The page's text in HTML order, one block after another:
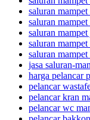
saluran
saluran
saluran mampet
saluran
saluran
jasa saluran-
harga pelancar
pelancar
pelancar kran
pelancar wc